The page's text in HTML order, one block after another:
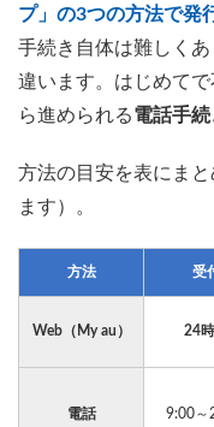
プ」の3つの方法で発
手続き自体は難しく
違います。はじめて
ら進められる電話手続
方法の目安を表にま
ます）。
方法 受
Web（My au） 24
電話 9:00～